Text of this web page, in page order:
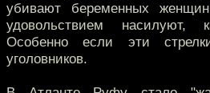
убивают беременных
удовольствием насилуют,
Особенно если эти
уголовников.